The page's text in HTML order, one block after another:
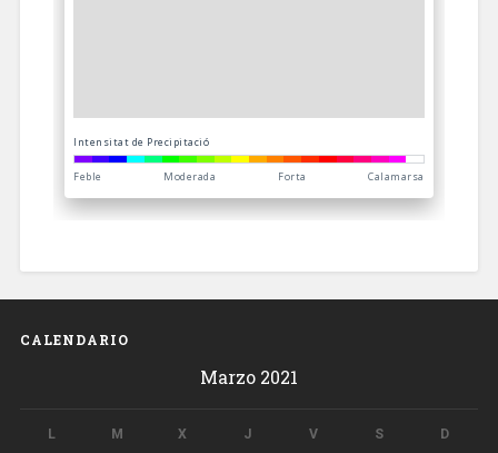
CALENDARIO
Marzo 2021
L M X J V S D